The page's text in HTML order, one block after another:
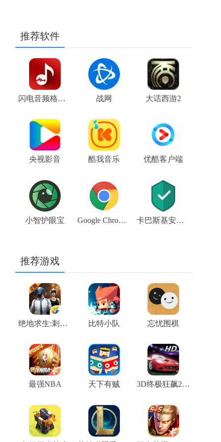
推荐软件
闪电音频格式转换器 战网 大话西游2
央视影音 酷我音乐 优酷客户端
小智护眼宝 Google Chrome浏览器金丝雀版（Google Chrome Canary）V109.0.5414.3 64位下载 卡巴斯基安全软件 KIS
推荐游戏
绝地求生:刺激战场 比特小队 忘忧围棋
最强NBA 天下有贼 3D终极狂飙2(高清版)